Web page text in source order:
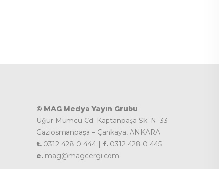
© MAG Medya Yayın Grubu
Uğur Mumcu Cd. Kaptanpaşa Sk. N. 33
Gaziosmanpaşa – Çankaya, ANKARA
t. 0312 428 0 444 | f. 0312 428 0 445
e. mag@magdergi.com